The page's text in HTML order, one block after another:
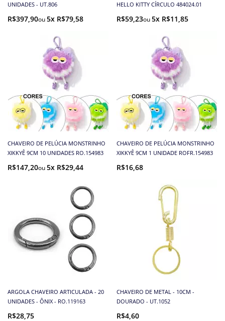
UNIDADES - UT.806
R$397,90 5x R$79,58
HELLO KITTY CÍRCULO 484024.01
R$59,23 5x R$11,85
CHAVEIRO DE PELÚCIA MONSTRINHO
XIKKYÊ 9CM 10 UNIDADES RO.154983
R$147,20 5x R$29,44
CHAVEIRO DE PELÚCIA MONSTRINHO
XIKKYÊ 9CM 1 UNIDADE ROFR.154983
R$16,68
ARGOLA CHAVEIRO ARTICULADA - 20
UNIDADES - ÔNIX - RO.119163
R$28,75
CHAVEIRO DE METAL - 10CM -
DOURADO - UT.1052
R$4,60